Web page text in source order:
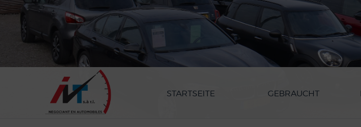
STARTSEITE GEBRAUCHT